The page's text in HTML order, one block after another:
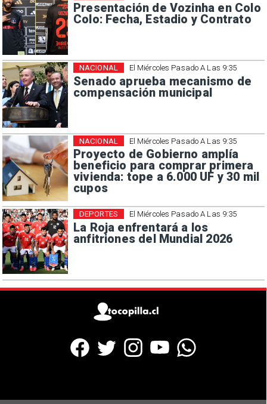
Presentación de Vozinha en Colo
Colo: Fecha, Estadio y Contrato
El Miércoles Pasado A Las 9:35
Senado aprueba mecanismo de
compensación municipal
NACIONAL
El Miércoles Pasado A Las 9:35
Proyecto de Gobierno amplía
beneficio para comprar primera
vivienda: tope a 6.000 UF y 30 mil
cupos
NACIONAL
El Miércoles Pasado A Las 9:35
La Roja enfrentará a los
anfitriones del Mundial 2026
DEPORTES